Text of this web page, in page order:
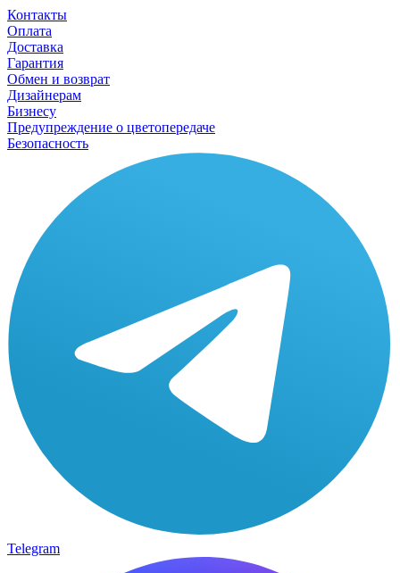
Контакты
Оплата
Доставка
Гарантия
Обмен и возврат
Дизайнерам
Бизнесу
Предупреждение о цветопередаче
Безопасность
Telegram